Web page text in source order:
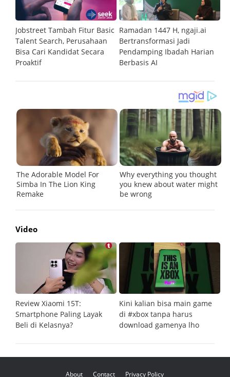
Jobstreet Tambah Fitur Basic
Talent Search, Perusahaan
Bisa Cari Kandidat Secara
Proaktif
Ramadan 1447 H, ngaji.ai
Bertransformasi Jadi
Pendamping Ibadah Harian
Berbasis AI
Video
Review Xiaomi 15T:
Smartphone Paling Layak
Beli di Kelasnya?
Kini kalian bisa main game
di #xbox tanpa harus
download gamenya lho
About Contact Privacy Policy